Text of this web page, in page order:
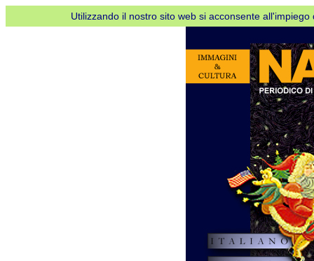
Utilizzando il nostro sito web si acconsente